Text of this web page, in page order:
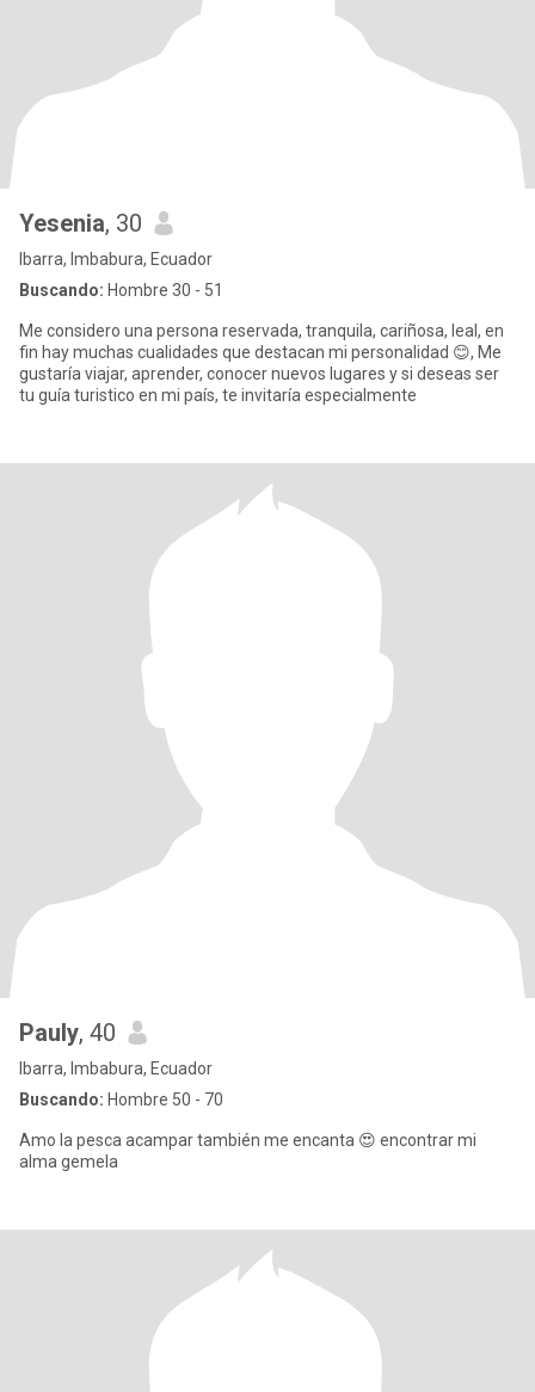
Yesenia, 30
Ibarra, Imbabura, Ecuador
Buscando: Hombre 30 - 51
Me considero una persona reservada, tranquila, cariñosa, leal, en
fin hay muchas cualidades que destacan mi personalidad 😊, Me
gustaría viajar, aprender, conocer nuevos lugares y si deseas ser
tu guía turistico en mi país, te invitaría especialmente
Pauly, 40
Ibarra, Imbabura, Ecuador
Buscando: Hombre 50 - 70
Amo la pesca acampar también me encanta 😍 encontrar mi
alma gemela